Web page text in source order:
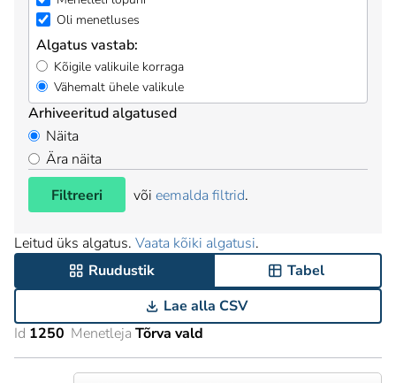
Oli menetluses
Algatus vastab:
Kõigile valikuile korraga
Vähemalt ühele valikule
Arhiveeritud algatused
Näita
Ära näita
Filtreeri
või eemalda filtrid.
Leitud üks algatus. Vaata kõiki algatusi.
Ruudustik
Tabel
Lae alla CSV
Id 1250 Menetleja Tõrva vald